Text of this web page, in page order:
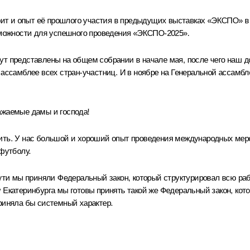
и опыт её прошлого участия в предыдущих выставках «ЭКСПО»
для успешного проведения «ЭКСПО‑2025».
представлены на общем собрании в начале мая, после чего наш
всех стран-участниц. И в ноябре на Генеральной
дамы и господа!
У нас большой и хороший опыт проведения международных
мы приняли Федеральный закон, который структурировал всю
мы готовы принять такой же Федеральный закон,
бы системный характер.